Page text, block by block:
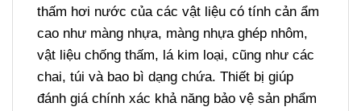
thấm hơi nước của các vật liệu có tính cản ẩm
cao như màng nhựa, màng nhựa ghép nhôm,
vật liệu chống thấm, lá kim loại, cũng như các
chai, túi và bao bì dạng chứa. Thiết bị giúp
đánh giá chính xác khả năng bảo vệ sản phẩm